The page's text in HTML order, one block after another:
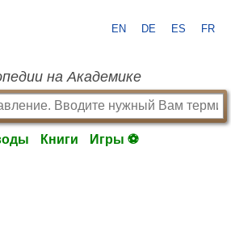
EN DE ES FR
на Академике
Книги Игры ⚽